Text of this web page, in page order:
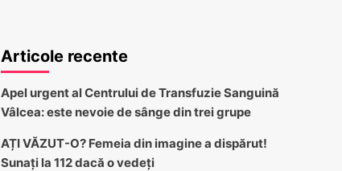
Articole recente
Apel urgent al Centrului de Transfuzie Sanguină
Vâlcea: este nevoie de sânge din trei grupe
AȚI VĂZUT-O? Femeia din imagine a dispărut!
Sunați la 112 dacă o vedeți